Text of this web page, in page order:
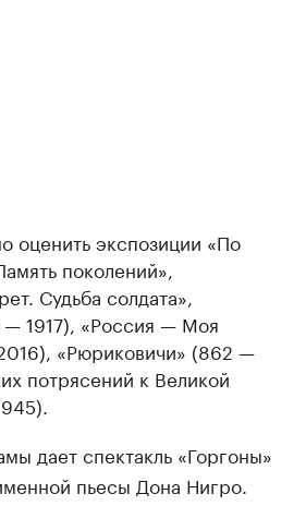
оценить экспозиции «По
поколений»,
Судьба солдата»,
— 1917), «Россия — Моя
«Рюриковичи» (862 —
потрясений к Великой
дает спектакль «Горгоны»
пьесы Дона Нигро.